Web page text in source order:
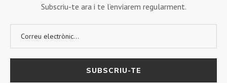
Subscriu-te ara i te l’enviarem regularment.